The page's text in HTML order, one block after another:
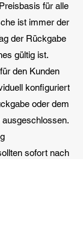
für alle
ist immer der
der Rückgabe
gültig ist.
den Kunden
konfiguriert
oder dem
sofort nach